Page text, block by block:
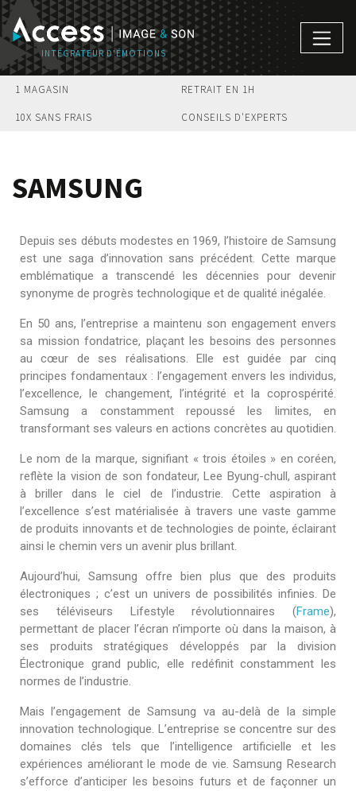
1 MAGASIN RETRAIT EN 1H
10X SANS FRAIS CONSEILS D'EXPERTS
SAMSUNG
Depuis ses débuts modestes en 1969, l’histoire de Samsung
est une saga d’innovation sans précédent. Cette marque
emblématique a transcendé les décennies pour devenir
synonyme de progrès technologique et de qualité inégalée.
En 50 ans, l’entreprise a maintenu son engagement envers
sa mission fondatrice, plaçant les besoins des personnes
au cœur de ses réalisations. Elle est guidée par cinq
principes fondamentaux : l’engagement envers les individus,
l’excellence, le changement, l’intégrité et la coprospérité.
Samsung a constamment repoussé les limites, en
transformant ses valeurs en actions concrètes au quotidien.
Le nom de la marque, signifiant « trois étoiles » en coréen,
reflète la vision de son fondateur, Lee Byung-chull, aspirant
à briller dans le ciel de l’industrie. Cette aspiration à
l’excellence s’est matérialisée à travers une vaste gamme
de produits innovants et de technologies de pointe, éclairant
ainsi le chemin vers un avenir plus brillant.
Aujourd’hui, Samsung offre bien plus que des produits
électroniques ; c’est un univers de possibilités infinies. De
ses téléviseurs Lifestyle révolutionnaires (Frame),
permettant de placer l’écran n’importe où dans la maison, à
ses produits stratégiques développés par la division
Électronique grand public, elle redéfinit constamment les
normes de l’industrie.
Mais l’engagement de Samsung va au-delà de la simple
innovation technologique. L’entreprise se concentre sur des
domaines clés tels que l’intelligence artificielle et les
expériences améliorant le mode de vie. Samsung Research
s’efforce d’anticiper les besoins futurs et de façonner un